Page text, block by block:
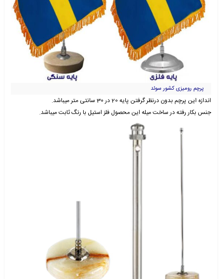
پرچم رومیزی کشور سوئد
اندازه این پرچم بدون درنظر گرفتن پایه 20 در 30 سانتی متر میباشد.
جنس بکار رفته در ساخت میله این محصول فلز استیل با رنگ ثابت میباشد.